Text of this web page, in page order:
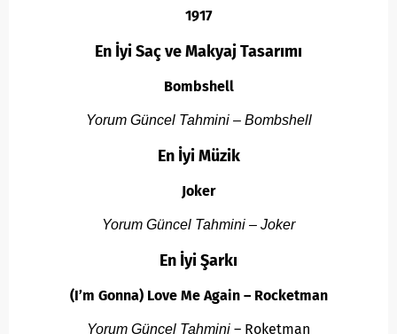
1917
En İyi Saç ve Makyaj Tasarımı
Bombshell
Yorum Güncel Tahmini – Bombshell
En İyi Müzik
Joker
Yorum Güncel Tahmini – Joker
En İyi Şarkı
(I’m Gonna) Love Me Again – Rocketman
Yorum Güncel Tahmini – Roketman